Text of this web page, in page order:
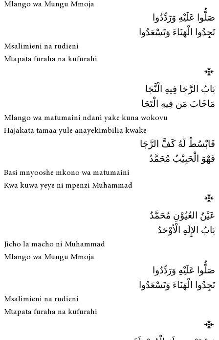
Mlango wa Mungu Mmoja
صَلُّوا عَلَيْهِ وَرَدِّدُوا
تَجِدُوا الْهَنَاءَ وَتَسْعَدُوا
Msalimieni na rudieni
Mtapata furaha na kufurahi
بَابُ الرَّجَا فِيهِ الْنَّجَا
مَاخَابَ مَن فِيهِ الْتَجَا
Mlango wa matumaini ndani yake kuna wokovu
Hajakata tamaa yule anayekimbilia kwake
فَابْسُطْ لَهُ كَفَّ الرَّجَا
فَهْوَ الْحَبِيْبُ مُحَمَّدُ
Basi mnyooshe mkono wa matumaini
Kwa kuwa yeye ni mpenzi Muhammad
عَيْنُ العُيُوْنِ مُحَمَّدُ
بَابُ الإِلَهِ الْأوْحَدُ
Jicho la macho ni Muhammad
Mlango wa Mungu Mmoja
صَلُّوا عَلَيْهِ وَرَدِّدُوا
تَجِدُوا الْهَنَاءَ وَتَسْعَدُوا
Msalimieni na rudieni
Mtapata furaha na kufurahi